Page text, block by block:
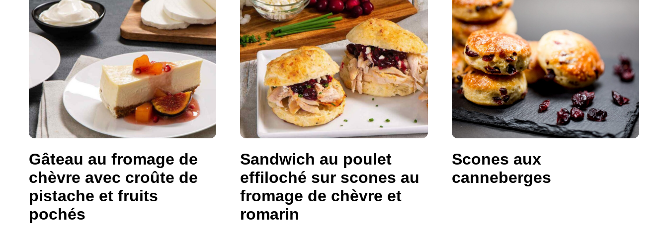
Gâteau au fromage de
chèvre avec croûte de
pistache et fruits
pochés
Sandwich au poulet
effiloché sur scones au
fromage de chèvre et
romarin
Scones aux
canneberges